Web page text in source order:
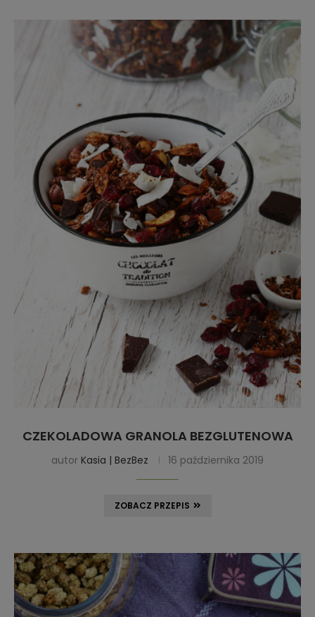
CZEKOLADOWA GRANOLA BEZGLUTENOWA
autor Kasia | BezBez 16 października 2019
ZOBACZ PRZEPIS